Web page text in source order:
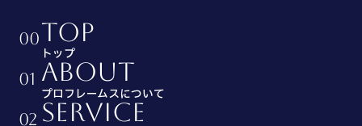
00TOP
トップ
01 ABOUT
プロフレームスについて
02 SERVICE